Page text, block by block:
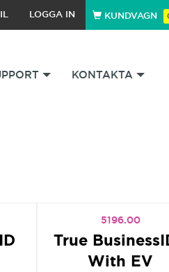
LOGGA IN KUNDVAGN
KONTAKTA
5196.00
True
With EV